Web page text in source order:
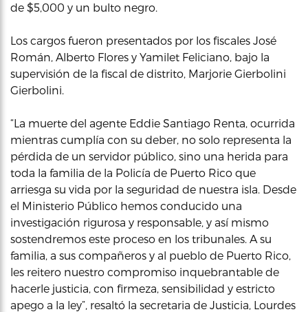
de $5,000 y un bulto negro.
Los cargos fueron presentados por los fiscales José
Román, Alberto Flores y Yamilet Feliciano, bajo la
supervisión de la fiscal de distrito, Marjorie Gierbolini
Gierbolini.
“La muerte del agente Eddie Santiago Renta, ocurrida
mientras cumplía con su deber, no solo representa la
pérdida de un servidor público, sino una herida para
toda la familia de la Policía de Puerto Rico que
arriesga su vida por la seguridad de nuestra isla. Desde
el Ministerio Público hemos conducido una
investigación rigurosa y responsable, y así mismo
sostendremos este proceso en los tribunales. A su
familia, a sus compañeros y al pueblo de Puerto Rico,
les reitero nuestro compromiso inquebrantable de
hacerle justicia, con firmeza, sensibilidad y estricto
apego a la ley”, resaltó la secretaria de Justicia, Lourdes